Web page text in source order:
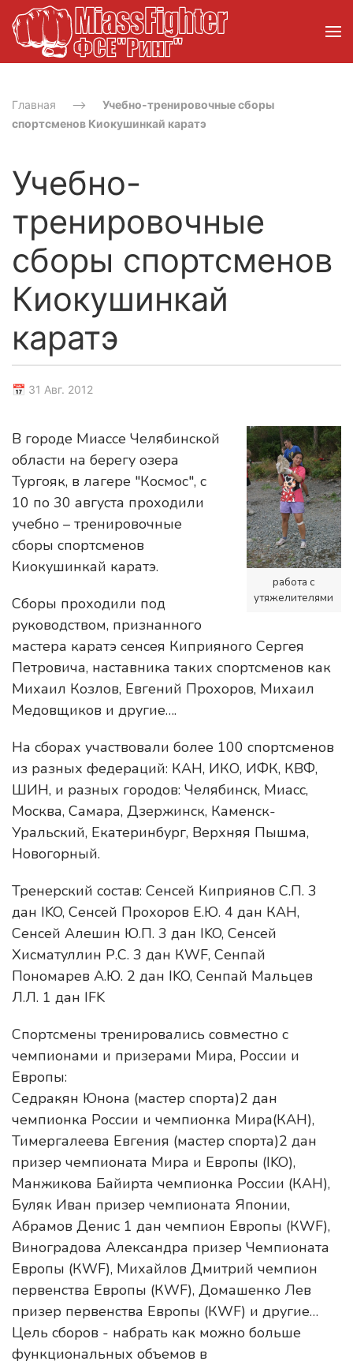
Главная
Учебно-тренировочные сборы
спортсменов Киокушинкай каратэ
Учебно-
тренировочные
сборы спортсменов
Киокушинкай
каратэ
📅 31 Авг. 2012
работа с
утяжелителями
В городе Миассе Челябинской
области на берегу озера
Тургояк, в лагере "Космос", с
10 по 30 августа проходили
учебно – тренировочные
сборы спортсменов
Киокушинкай каратэ.
Сборы проходили под
руководством, признанного
мастера каратэ cенсея Киприяного Сергея
Петровича, наставника таких спортсменов как
Михаил Козлов, Евгений Прохоров, Михаил
Медовщиков и другие….
На сборах участвовали более 100 спортсменов
из разных федераций: КАН, ИКО, ИФК, КВФ,
ШИН, и разных городов: Челябинск, Миасс,
Москва, Самара, Дзержинск, Каменск-
Уральский, Екатеринбург, Верхняя Пышма,
Новогорный.
Тренерский состав: Сенсей Киприянов С.П. 3
дан IKO, Сенсей Прохоров Е.Ю. 4 дан КАН,
Сенсей Алешин Ю.П. 3 дан IKO, Сенсей
Хисматуллин Р.С. 3 дан КWF, Сенпай
Пономарев А.Ю. 2 дан IKO, Сенпай Мальцев
Л.Л. 1 дан IFK
Спортсмены тренировались совместно с
чемпионами и призерами Мира, России и
Европы:
Седракян Юнона (мастер спорта)2 дан
чемпионка России и чемпионка Мира(КАН),
Тимергалеева Евгения (мастер спорта)2 дан
призер чемпионата Мира и Европы (IKO),
Манжикова Байирта чемпионка России (КАН),
Буляк Иван призер чемпионата Японии,
Абрамов Денис 1 дан чемпион Европы (КWF),
Виноградова Александра призер Чемпионата
Европы (КWF), Михайлов Дмитрий чемпион
первенства Европы (КWF), Домашенко Лев
призер первенства Европы (КWF) и другие…
Цель сборов - набрать как можно больше
функциональных объемов в